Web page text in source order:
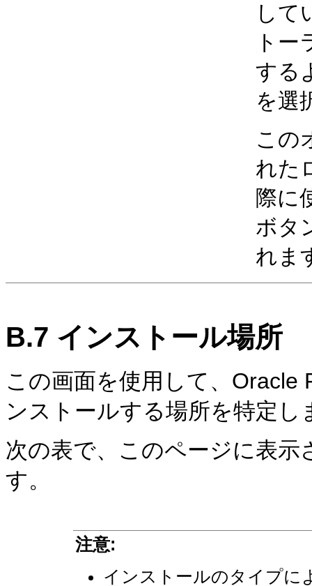
して
トー
する
を選
この
れた
際に
ボタ
れま
B.7 インストール場所
この画面を使用して、Oracle
ンストールする場所を特定し
次の表で、このページに表
す。
注意:
インストールのタイプに